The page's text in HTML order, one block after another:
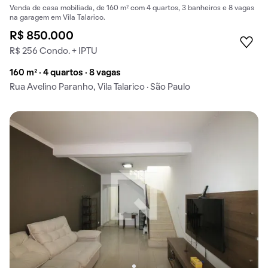
Venda de casa mobiliada, de 160 m² com 4 quartos, 3 banheiros e 8 vagas
na garagem em Vila Talarico.
R$ 850.000
R$ 256 Condo. + IPTU
160 m² · 4 quartos · 8 vagas
Rua Avelino Paranho, Vila Talarico · São Paulo